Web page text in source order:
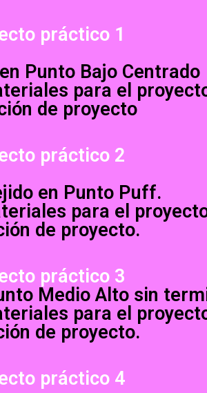
práctico 1
Punto Bajo Centrado
para el
de proyecto
práctico 2
en Punto Puff.
para el
de proyecto.
práctico 3
Medio Alto sin
para el
de proyecto.
práctico 4